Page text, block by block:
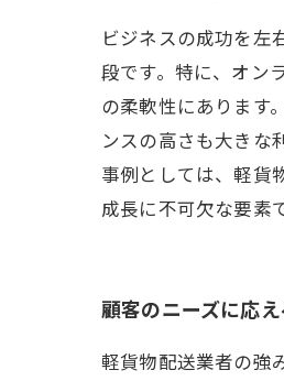
ビジネスの成功を左
段です。特に、オン
の柔軟性にあります
ンスの高さも大きな
事例としては、軽貨
成長に不可欠な要素
顧客のニーズに応
軽貨物配送業者の強